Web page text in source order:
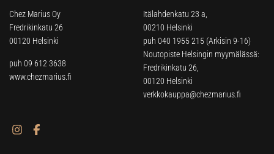
Chez Marius Oy
Fredrikinkatu 26
00120 Helsinki
puh 09 612 3638
www.chezmarius.fi
Itälahdenkatu 23 a,
00210 Helsinki
puh 040 1955 215 (Arkisin 9-16)
Noutopiste Helsingin myymälässä:
Fredrikinkatu 26,
00120 Helsinki
verkkokauppa@chezmarius.fi